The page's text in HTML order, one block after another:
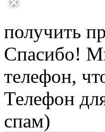
получить
Спасибо!
телефон,
Телефон
спам)